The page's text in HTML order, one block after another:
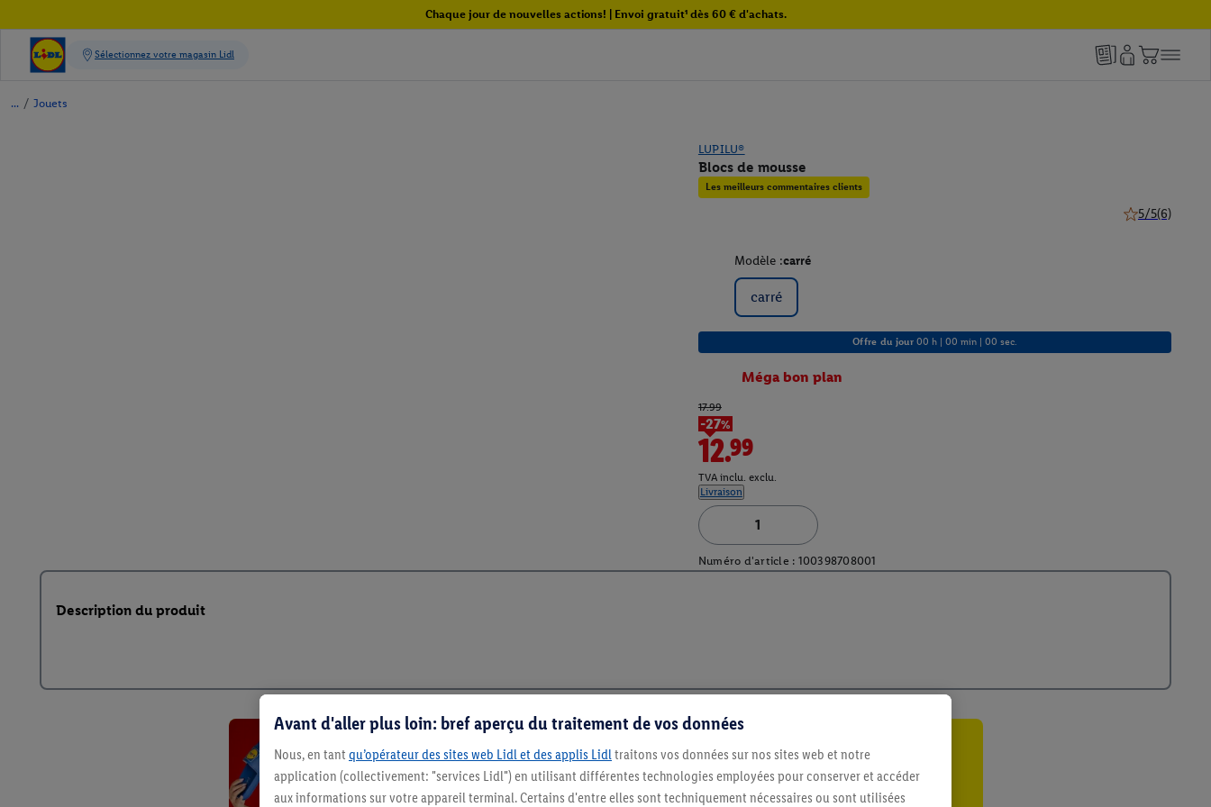
Chaque jour de nouvelles actions! | Envoi gratuit¹ dès 60 € d'achats.
/ Jouets
LUPILU®
Blocs de mousse
Les meilleurs commentaires clients
5/5(6)
Modèle :carré
carré
Offre du jour 00 h | 00 min | 00 sec.
Méga bon plan
17.99
-27%
12.99
TVA inclu. exclu.
Livraison
Numéro d'article : 100398708001
Description du produit
Restez au courant
Abonnez-vous à la newsletter
Avant d'aller plus loin: bref aperçu du traitement de vos données
Nous, en tant qu’opérateur des sites web Lidl et des applis Lidl traitons vos données sur nos sites web et notre
application (collectivement: "services Lidl") en utilisant différentes technologies employées pour conserver et accéder
aux informations sur votre appareil terminal. Certains d'entre elles sont techniquement nécessaires ou sont utilisées